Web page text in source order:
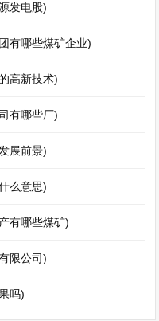
发电股)
有哪些煤矿企业)
高新技术)
有哪些厂)
展前景)
么意思)
有哪些煤矿)
限公司)
吗)